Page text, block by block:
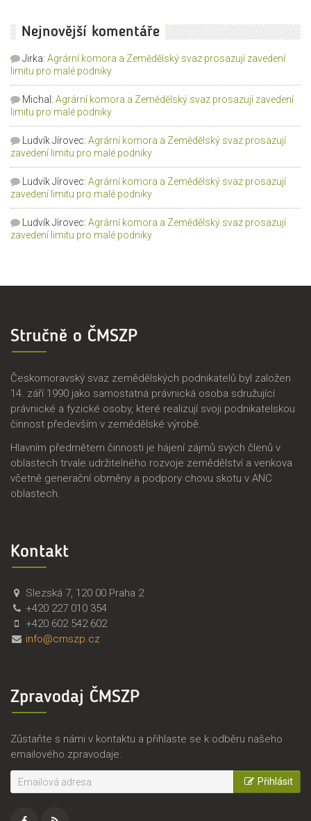
Nejnovější komentáře
Jirka: Agrární komora a Zemědělský svaz prosazují zavedení
limitu pro malé podniky
Michal : Agrární komora a Zemědělský svaz prosazují zavedení
limitu pro malé podniky
Ludvík Jírovec: Agrární komora a Zemědělský svaz prosazují
zavedení limitu pro malé podniky
Ludvík Jírovec: Agrární komora a Zemědělský svaz prosazují
zavedení limitu pro malé podniky
Ludvík Jírovec: Agrární komora a Zemědělský svaz prosazují
zavedení limitu pro malé podniky
Stručně o ČMSZP
Českomoravský svaz zemědělských podnikatelů byl založen
14. září 1990 jako samostatná právnická osoba sdružující
právnické a fyzické osoby, které realizují svoji podnikatelskou
činnost především v zemědělské výrobě.
Hlavním předmětem činnosti je hájení zájmů svých členů v
oblastech trvale udržitelného rozvoje zemědělství a venkova
včetně generační obměny a podpory chovu skotu v ANC
oblastech.
Kontakt
Č
M
S
Z
.
s
Č
e
s
k
r
a
s
k
s
Slezská 7, 120 00 Praha 2
+420 227 010 354
+420 602 542 602
info@cmszp.cz
Zpravodaj ČMSZP
Zůstaňte s námi v kontaktu a přihlaste se k odběru našeho
emailového zpravodaje.
Přihlásit